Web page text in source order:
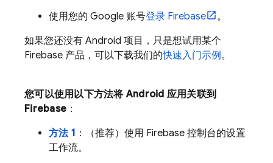
使用您的 Google 账号登录 Firebase
。
如果您还没有 Android 项目，只是想试用某个
Firebase 产品，可以下载我们的快速入门示例。
您可以使用以下方法将 Android 应用关联到
Firebase ：
方法 1 ：（推荐）使用 Firebase 控制台的设置
工作流。